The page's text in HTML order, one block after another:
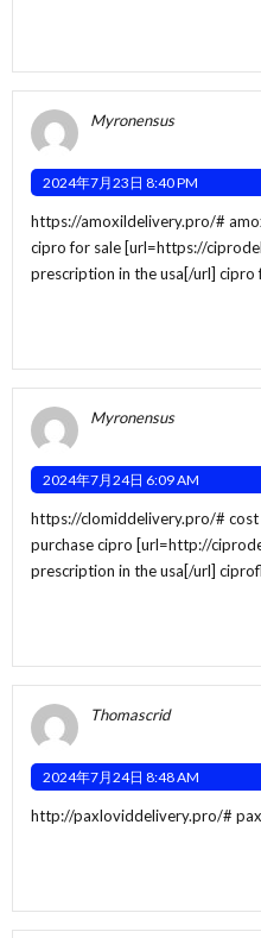
Myronensus
2024年7月23日 8:40 PM
https://amoxildelivery.pro/#
cipro for sale [url=https://
prescription in the usa[/url] cipro
Myronensus
2024年7月24日 6:09 AM
https://clomiddelivery.pro/# cost
purchase cipro [url=http://
prescription in the usa[/url]
Thomascrid
2024年7月24日 8:48 AM
http://paxloviddelivery.pro/#